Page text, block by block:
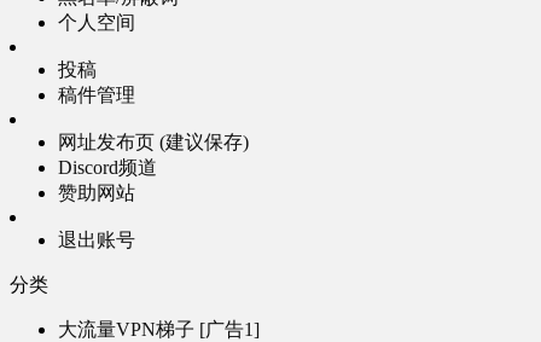
个人空间
投稿
稿件管理
网址发布页 (建议保存)
Discord频道
赞助网站
退出账号
分类
大流量VPN梯子 [广告1]